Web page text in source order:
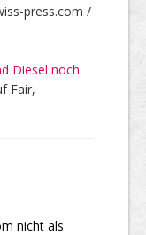
press.com /
Diesel noch
Fair,
nicht als